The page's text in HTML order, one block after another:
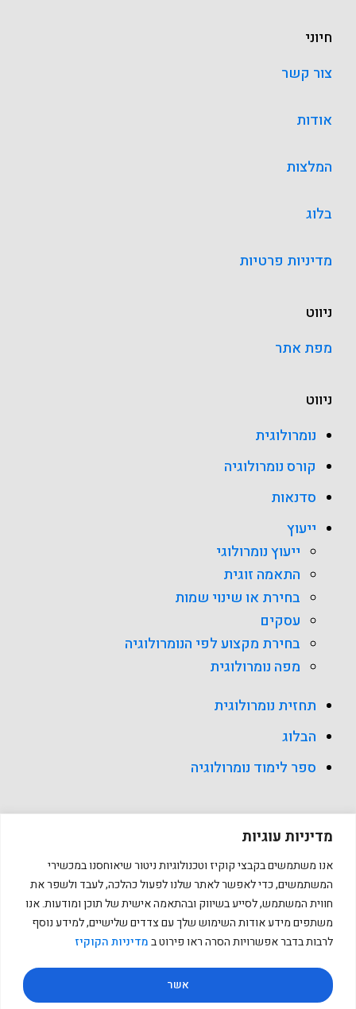
מדיניות עוגיות
אנו משתמשים בקבצי קוקיז וטכנולוגיות ניטור שיאוחסנו במכשירי
המשתמשים, כדי לאפשר לאתר שלנו לפעול כהלכה, לעבד ולשפר את
חווית המשתמש, לסייע בשיווק ובהתאמה אישית של תוכן ומודעות. אנו
משתפים מידע אודות השימוש שלך עם צדדים שלישיים, למידע נוסף
לרבות בדבר אפשרויות הסרה ראו פירוט במדיניות הקוקיז
אשר
חיוני
צור קשר
אודות
המלצות
בלוג
מדיניות פרטיות
ניווט
מפת אתר
ניווט
נומרולוגית
קורס נומרולוגיה
סדנאות
ייעוץ
ייעוץ נומרולוגי
התאמה זוגית
בחירת או שינוי שמות
עסקים
בחירת מקצוע לפי הנומרולוגיה
מפה נומרולוגית
תחזית נומרולוגית
הבלוג
ספר לימוד נומרולוגיה
כל הזכויות שמורות למאייה מזרחי עצמוני Copyright © 2026